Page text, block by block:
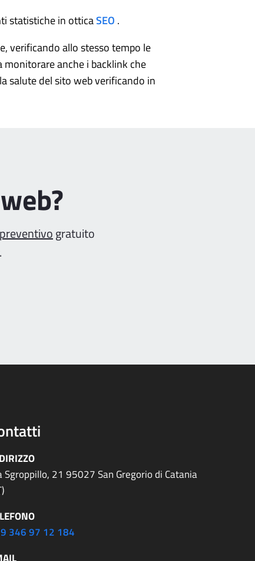
statistiche in otticaSEO .
verificando allo stesso tempo le
anche i backlink che
salute del sito web verificando in
gratuito
Sgroppillo, 21 95027 San Gregorio di Catania
346 97 12 184